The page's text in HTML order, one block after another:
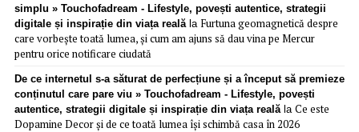
simplu » Touchofadream - Lifestyle, povești autentice, strategii
digitale și inspirație din viața realăla Furtuna geomagnetică despre
care vorbește toată lumea, și cum am ajuns să dau vina pe Mercur
pentru orice notificare ciudată
De ce internetul s-a săturat de perfecțiune și a început să premieze
conținutul care pare viu » Touchofadream - Lifestyle, povești
autentice, strategii digitale și inspirație din viața realăla Ce este
Dopamine Decor și de ce toată lumea își schimbă casa în 2026